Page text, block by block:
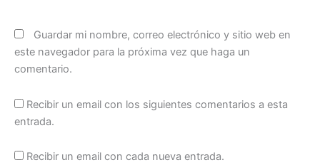
Guardar mi nombre, correo electrónico y sitio web en
este navegador para la próxima vez que haga un
comentario.
Recibir un email con los siguientes comentarios a esta
entrada.
Recibir un email con cada nueva entrada.